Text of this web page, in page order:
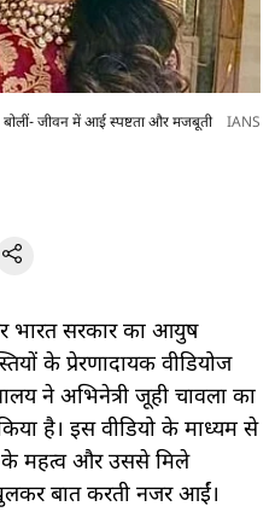
बोलीं- जीवन में आई स्पष्टता और मजबूती IANS
भारत सरकार का आयुष
के प्रेरणादायक वीडियोज
ने अभिनेत्री जूही चावला का
है। इस वीडियो के माध्यम से
के महत्व और उससे मिले
बात करती नजर आईं।